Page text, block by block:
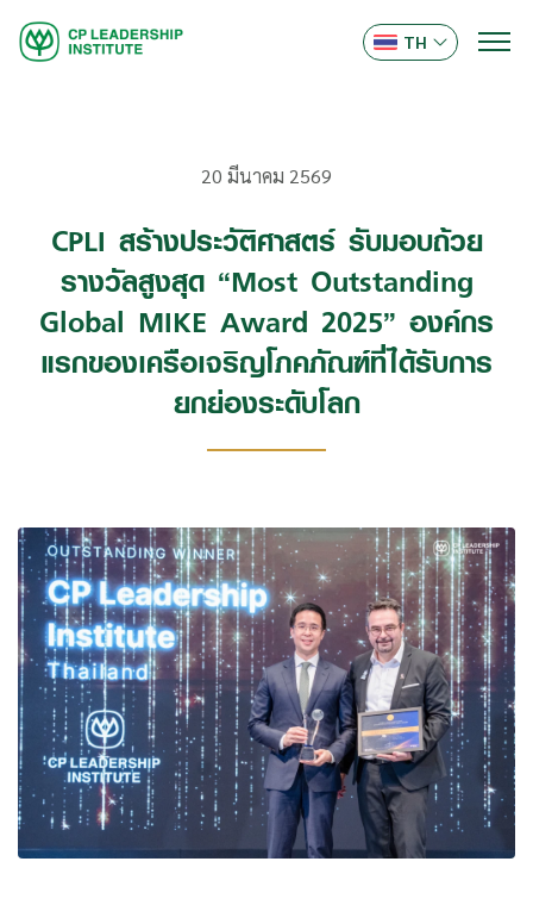
TH
20 มีนาคม 2569
CPLI สร้างประวัติศาสตร์ รับมอบถ้วย
รางวัลสูงสุด “Most Outstanding
Global MIKE Award 2025” องค์กร
แรกของเครือเจริญโภคภัณฑ์ที่ได้รับการ
ยกย่องระดับโลก